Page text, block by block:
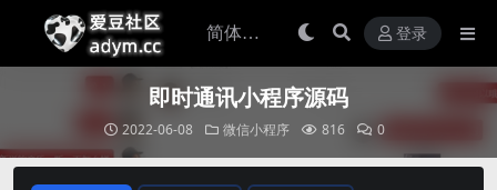
登录
即时通讯小程序源码
2022-06-08 微信小程序 816 0